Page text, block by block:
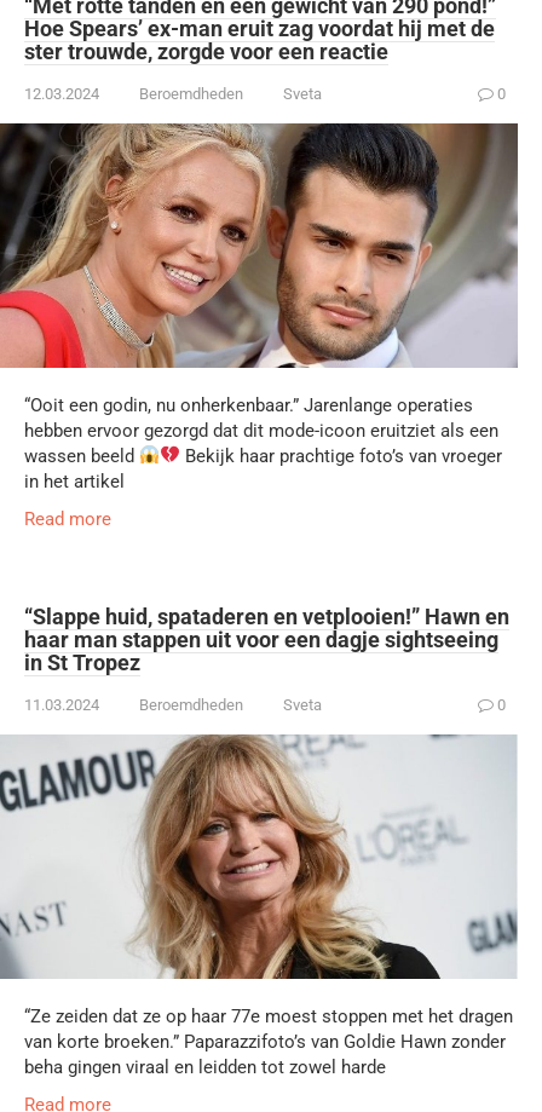
“Met rotte tanden en een gewicht van 290 pond!”
Hoe Spears’ ex-man eruit zag voordat hij met de
ster trouwde, zorgde voor een reactie
12.03.2024 Beroemdheden Sveta 0
“Ooit een godin, nu onherkenbaar.” Jarenlange operaties
hebben ervoor gezorgd dat dit mode-icoon eruitziet als een
wassen beeld
Bekijk haar prachtige foto’s van vroeger
in het artikel
Read more
“Slappe huid, spataderen en vetplooien!” Hawn en
haar man stappen uit voor een dagje sightseeing
in St Tropez
11.03.2024 Beroemdheden Sveta 0
“Ze zeiden dat ze op haar 77e moest stoppen met het dragen
van korte broeken.” Paparazzifoto’s van Goldie Hawn zonder
beha gingen viraal en leidden tot zowel harde
Read more